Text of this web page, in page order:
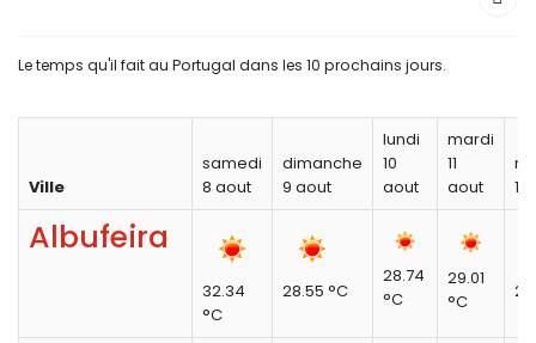
Le temps qu'il fait au Portugal dans les 10 prochains jours.
Ville
samedi
8 aout
dimanche
9 aout
lundi
10
aout
mardi
11
aout
Albufeira
32.34
°C
28.55 °C
28.74
°C
29.01
°C